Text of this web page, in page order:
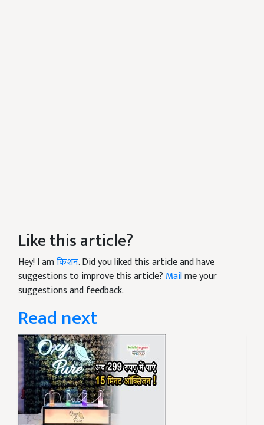
Like this article?
Hey! I amकिशन. Did you liked this article and have
suggestions to improve this article? Mailme your
suggestions and feedback.
Read next